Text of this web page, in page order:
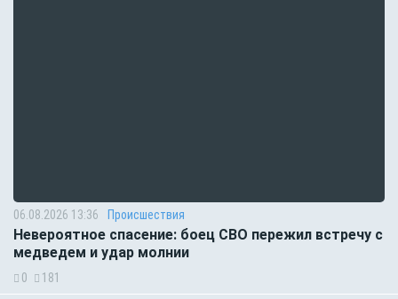
06.08.2026 13:36 Происшествия
Невероятное спасение: боец СВО пережил встречу с
медведем и удар молнии
0 181